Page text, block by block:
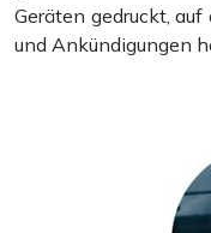
Geräten gedruckt,
und Ankündigungen